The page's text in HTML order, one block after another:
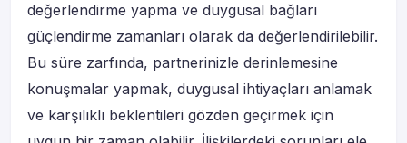
değerlendirme yapma ve duygusal bağları
güçlendirme zamanları olarak da değerlendirilebilir.
Bu süre zarfında, partnerinizle derinlemesine
konuşmalar yapmak, duygusal ihtiyaçları anlamak
ve karşılıklı beklentileri gözden geçirmek için